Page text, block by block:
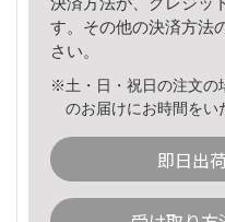
す。その他の決済方法
さい。
※土・日・祝日の注文の
のお届けにお時間をい
即日出